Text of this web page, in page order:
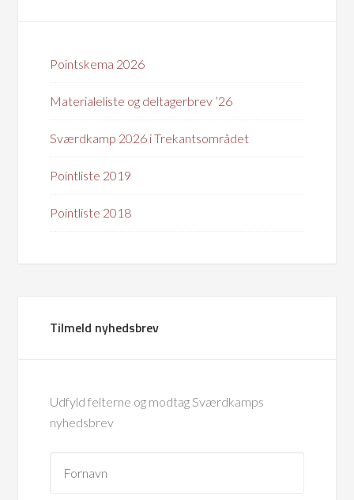
Pointskema 2026
Materialeliste og deltagerbrev ’26
Sværdkamp 2026 i Trekantsområdet
Pointliste 2019
Pointliste 2018
Tilmeld nyhedsbrev
Udfyld felterne og modtag Sværdkamps
nyhedsbrev